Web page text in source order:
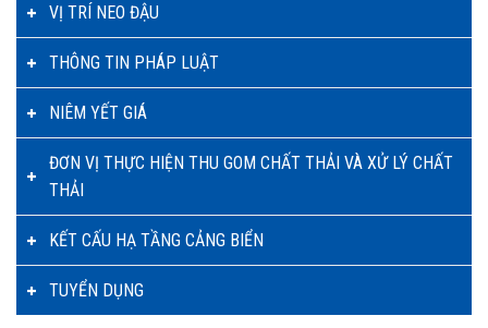
VỊ TRÍ NEO ĐẬU
THÔNG TIN PHÁP LUẬT
NIÊM YẾT GIÁ
ĐƠN VỊ THỰC HIỆN THU GOM CHẤT THẢI VÀ XỬ LÝ CHẤT
THẢI
KẾT CẤU HẠ TẦNG CẢNG BIỂN
TUYỂN DỤNG